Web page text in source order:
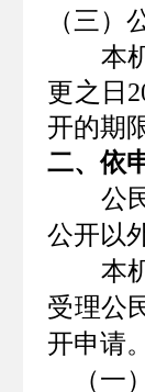
（三）
本机
更之日
开的期
二、依
公民
公开以
本机
受理公
开申请
（一